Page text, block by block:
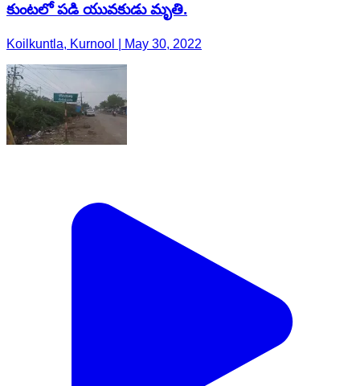
కుంటలో పడి యువకుడు మృతి.
Koilkuntla, Kurnool | May 30, 2022